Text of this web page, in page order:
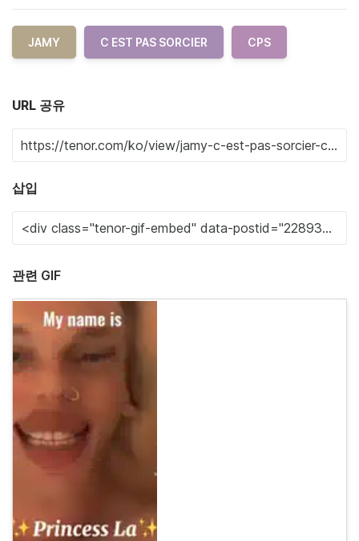
JAMY C EST PAS SORCIER CPS
URL 공유
삽입
관련 GIF